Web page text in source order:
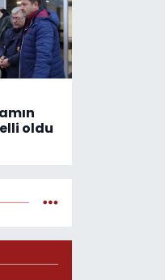
oldu